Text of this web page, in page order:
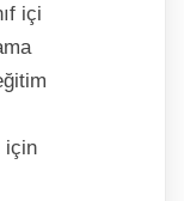
içi